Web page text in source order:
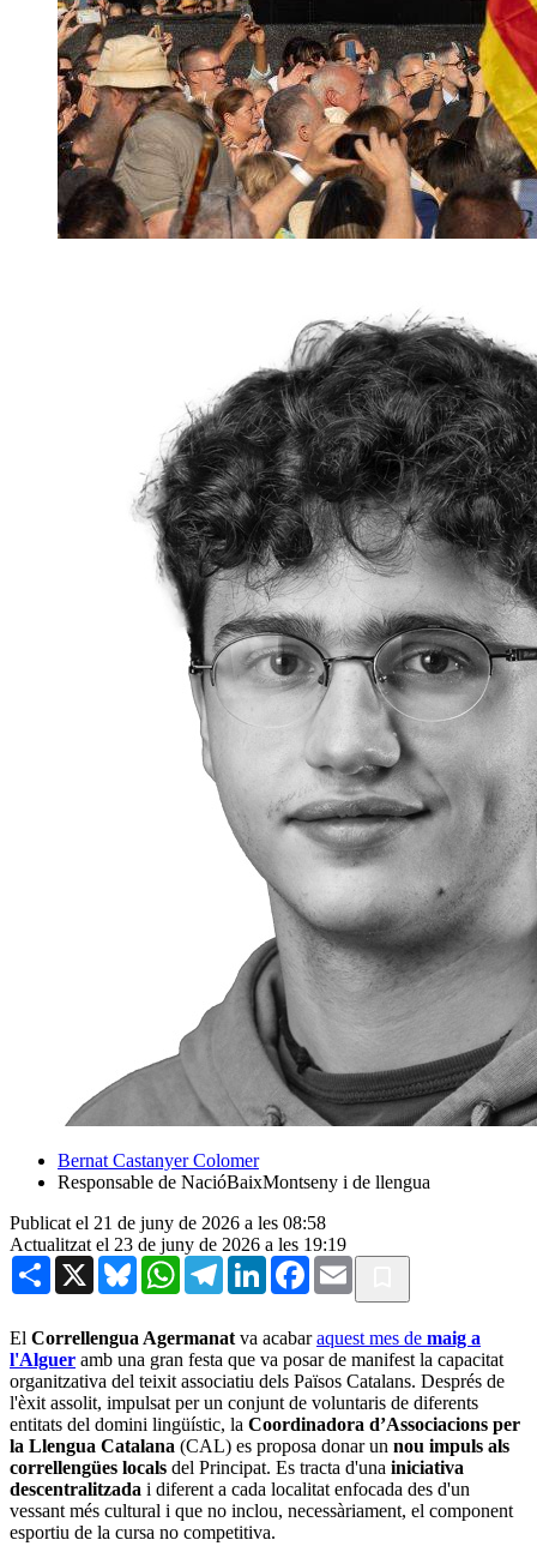
Bernat Castanyer Colomer
Responsable de NacióBaixMontseny i de llengua
Publicat el 21 de juny de 2026 a les 08:58
Actualitzat el 23 de juny de 2026 a les 19:19
Share X BlueskyWhatsAppTelegramLinkedInFacebook
Email
El Correllengua Agermanat va acabaraquest mes de maig a
l'Alguer amb una gran festa que va posar de manifest la capacitat
organitzativa del teixit associatiu dels Països Catalans. Després de
l'èxit assolit, impulsat per un conjunt de voluntaris de diferents
entitats del domini lingüístic, la Coordinadora d’Associacions per
la Llengua Catalana (CAL) es proposa donar un nou impuls als
correllengües locals del Principat. Es tracta d'una iniciativa
descentralitzada i diferent a cada localitat enfocada des d'un
vessant més cultural i que no inclou, necessàriament, el component
esportiu de la cursa no competitiva.